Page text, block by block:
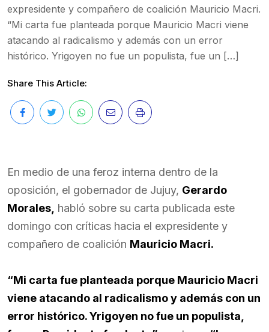
expresidente y compañero de coalición Mauricio Macri.
“Mi carta fue planteada porque Mauricio Macri viene
atacando al radicalismo y además con un error
histórico. Yrigoyen no fue un populista, fue un […]
Share This Article:
En medio de una feroz interna dentro de la
oposición, el gobernador de Jujuy, Gerardo
Morales, habló sobre su carta publicada este
domingo con críticas hacia el expresidente y
compañero de coalición Mauricio Macri.
“Mi carta fue planteada porque Mauricio Macri
viene atacando al radicalismo y además con un
error histórico. Yrigoyen no fue un populista,